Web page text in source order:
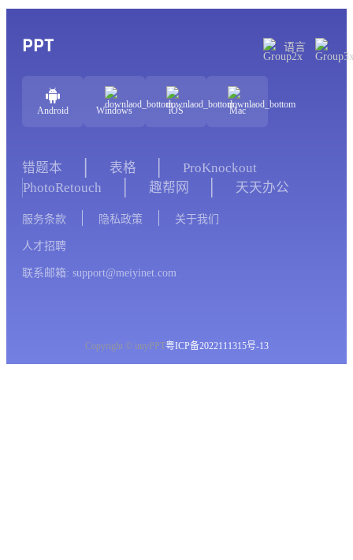
PPT 语言
Android Windows iOS Mac
错题本 表格
ProKnockout
PhotoRetouch
趣帮网 天天办公
服务条款 隐私政策 关于我们
人才招聘
联系邮箱: support@meiyinet.com
Copyright © imyPPT粤ICP备2022111315号-13